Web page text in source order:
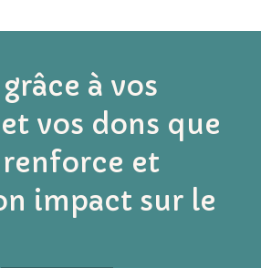
à vos
vos dons que
renforce et
impact sur le